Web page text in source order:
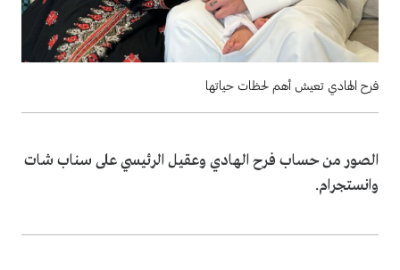
فرح الهادي تعيش أهم لحظات حياتها
الصور من حساب فرح الهادي وعقيل الرئيسي على سناب شات
وانستجرام.